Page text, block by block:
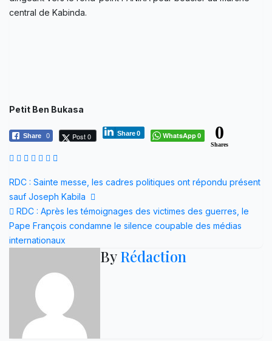
central de Kabinda.
Petit Ben Bukasa
Share 0 Post 0 Share0 WhatsApp0 0
Shares
Navigation
de
l’article
RDC : Sainte messe, les cadres politiques ont répondu présent
sauf Joseph Kabila
RDC : Après les témoignages des victimes des guerres, le
Pape François condamne le silence coupable des médias
internationaux
ByRédaction